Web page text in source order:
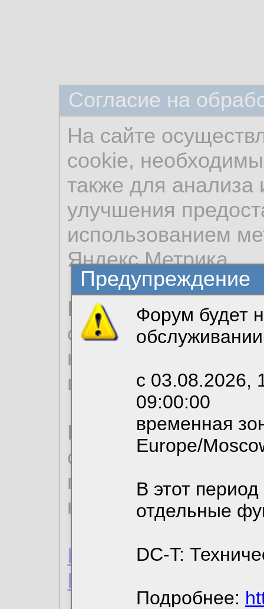
Предупреждение
Форум будет
с 03.08.2026,
09:00:00
временная
Europe/
В этот
отдельные
DC-T:
Подробнее:
Согласие на
На сайте
cookie,
также для анализа
улучшения
использованием
Яндекс.Метрика.
Продолжая
согласие на
необходимых для
вы можете
По
ознакомиться с
пользовательским
Пользовательское
Политика